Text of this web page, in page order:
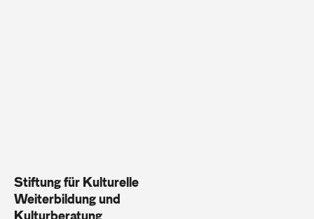
Stiftung für Kulturelle
Weiterbildung und
Kulturberatung